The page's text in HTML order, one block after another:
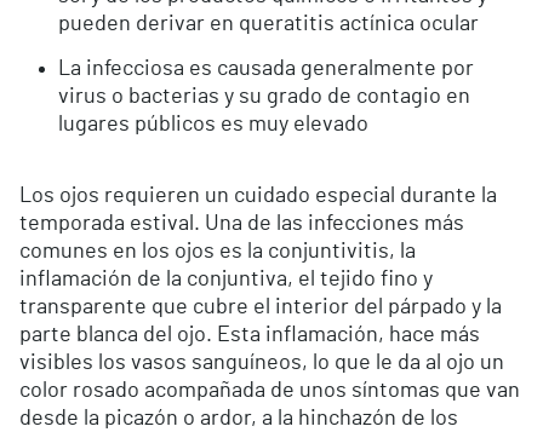
pueden derivar en queratitis actínica ocular
La infecciosa es causada generalmente por
virus o bacterias y su grado de contagio en
lugares públicos es muy elevado
Los ojos requieren un cuidado especial durante la
temporada estival. Una de las infecciones más
comunes en los ojos es la conjuntivitis, la
inflamación de la conjuntiva, el tejido fino y
transparente que cubre el interior del párpado y la
parte blanca del ojo. Esta inflamación, hace más
visibles los vasos sanguíneos, lo que le da al ojo un
color rosado acompañada de unos síntomas que van
desde la picazón o ardor, a la hinchazón de los